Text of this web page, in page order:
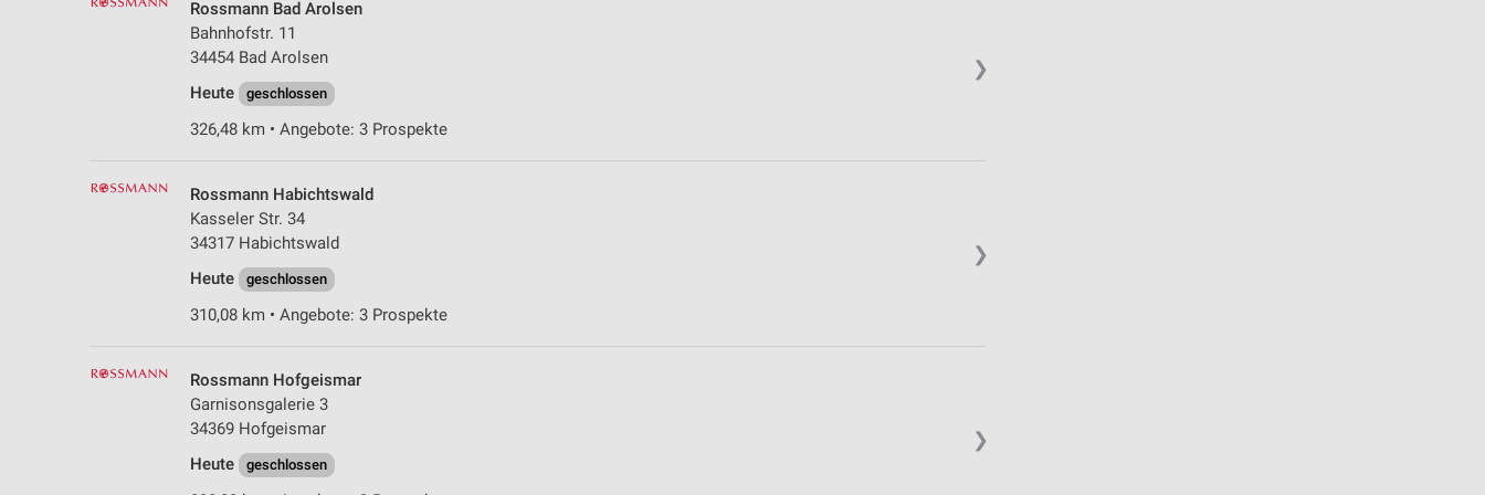
❯
Rossmann Bad Arolsen
Bahnhofstr. 11
34454 Bad Arolsen
Heute
geschlossen
326,48 km • Angebote: 3 Prospekte
❯
Rossmann Habichtswald
Kasseler Str. 34
34317 Habichtswald
Heute
geschlossen
310,08 km • Angebote: 3 Prospekte
❯
Rossmann Hofgeismar
Garnisonsgalerie 3
34369 Hofgeismar
Heute
geschlossen